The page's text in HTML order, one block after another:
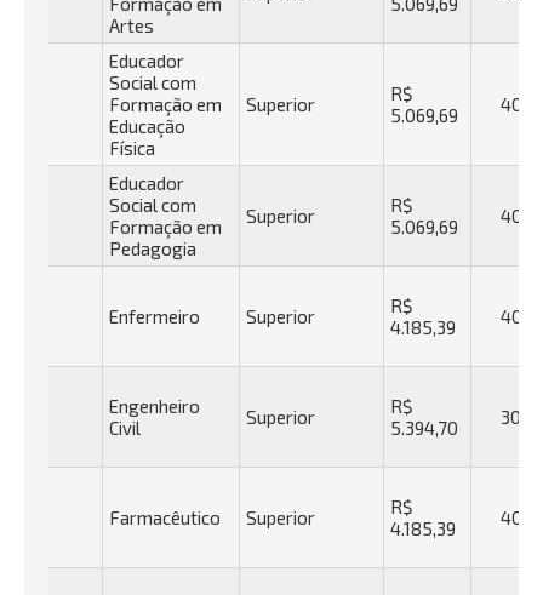
Artes
Educador
Social com
Formação em
Educação
Física
Superior
R$
5.069,69
40h
Educador
Social com
Formação em
Pedagogia
Superior
R$
5.069,69
40h
Enfermeiro Superior
R$
4.185,39
40h
Engenheiro
Civil
Superior
R$
5.394,70
30h
Farmacêutico Superior
R$
4.185,39
40h